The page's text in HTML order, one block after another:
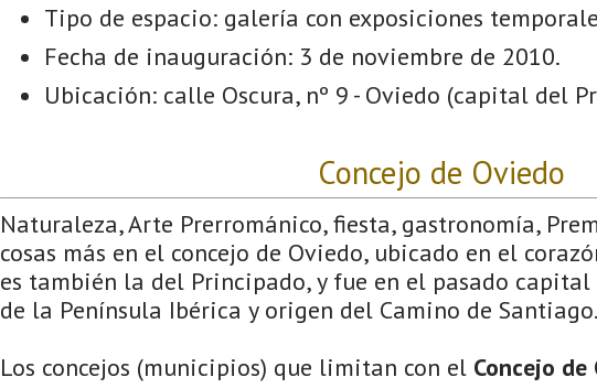
Tipo de espacio: galería con exposiciones
Fecha de inauguración: 3 de noviembre de 2010.
Ubicación: calle Oscura, nº 9 - Oviedo (capital del
Concejo de Oviedo
Naturaleza, Arte Prerrománico, fiesta, gastronomía,
cosas más en el concejo de Oviedo, ubicado en el
es también la del Principado, y fue en el pasado
de la Península Ibérica y origen del Camino de Santiago.
Los concejos (municipios) que limitan con el Concejo de